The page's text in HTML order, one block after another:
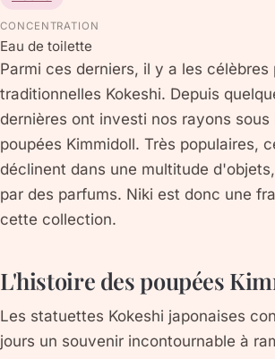
CONCENTRATION
Eau de toilette
Parmi ces derniers, il y a les célèbres
traditionnelles Kokeshi. Depuis
dernières ont investi nos rayons sous
poupées Kimmidoll. Très populaires,
déclinent dans une multitude
par des parfums. Niki est donc une
cette collection.
L'histoire des poupées
Les statuettes Kokeshi japonaises
jours un souvenir incontournable à